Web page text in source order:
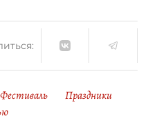
Фестиваль
Праздники